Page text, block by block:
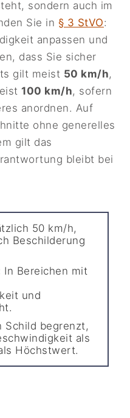
sondern auch im
Sie in § 3 StVO:
anpassen und
dass Sie sicher
gilt meist 50 km/h,
100 km/h, sofern
anordnen. Auf
ohne generelles
gilt das
bleibt bei
50 km/h,
Beschilderung
In Bereichen mit
und
Schild begrenzt,
als
Höchstwert.